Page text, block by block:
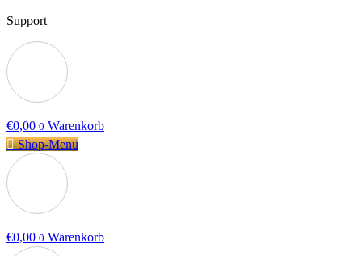
Support
€0,00 0 Warenkorb
Shop-Menü
€0,00 0 Warenkorb